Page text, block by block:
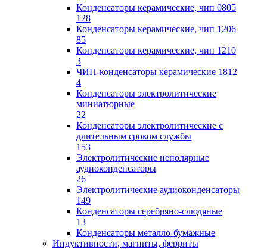
Конденсаторы керамические, чип 0805
128
Конденсаторы керамические, чип 1206
85
Конденсаторы керамические, чип 1210
3
ЧИП-конденсаторы керамические 1812
4
Конденсаторы электролитические
миниатюрные
22
Конденсаторы электролитические с
длительным сроком службы
153
Электролитические неполярные
аудиоконденсаторы
26
Электролитические аудиоконденсаторы
149
Конденсаторы серебряно-слюдяные
13
Конденсаторы металло-бумажные
Индуктивности, магниты, ферриты